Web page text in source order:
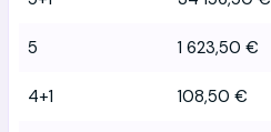
5 1 623,50 €
4+1 108,50 €